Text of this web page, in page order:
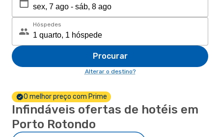
Hóspedes
Procurar
Alterar o destino?
O melhor preço com Prime
Infindáveis ofertas de hotéis em
Porto Rotondo